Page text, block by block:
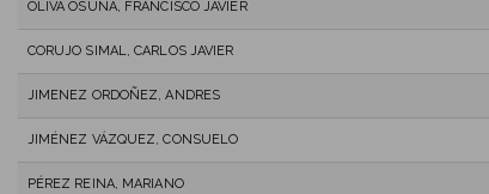
OLIVA OSUNA, FRANCISCO JAVIER
CORUJO SIMAL, CARLOS JAVIER
JIMENEZ ORDOÑEZ, ANDRES
JIMÉNEZ VÁZQUEZ, CONSUELO
PÉREZ REINA, MARIANO